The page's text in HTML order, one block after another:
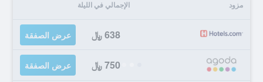
مزود الإجمالي في الليلة
638 ﷼ عرض الصفقة
750 ﷼ عرض الصفقة